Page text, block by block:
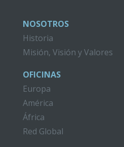
NOSOTROS
Historia
Misión, Visión y Valores
OFICINAS
Europa
América
África
Red Global